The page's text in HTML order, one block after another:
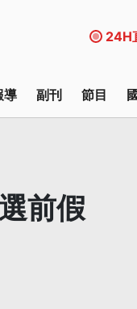
24H
導 副刊 節目
前假